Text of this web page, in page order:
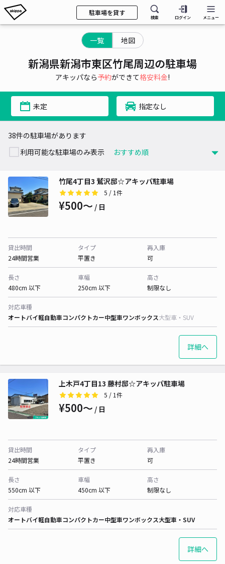
駐車場を貸す
検索 ログイン メニュー
一覧 地図
新潟県新潟市東区竹尾周辺の駐車場
アキッパなら予約ができて格安料金!
未定 指定なし
38件の駐車場があります
利用可能な駐車場のみ表示
竹尾4丁目3 鷲沢邸☆アキッパ駐車場
5 / 1件
¥500〜 / 日
貸出時間
24時間営業
タイプ
平置き
再入庫
可
長さ
480cm 以下
車幅
250cm 以下
高さ
制限なし
対応車種
オートバイ軽自動車コンパクトカー中型車ワンボックス大型車・SUV
詳細へ
上木戸4丁目13 藤村邸☆アキッパ駐車場
5 / 1件
¥500〜 / 日
貸出時間
24時間営業
タイプ
平置き
再入庫
可
長さ
550cm 以下
車幅
450cm 以下
高さ
制限なし
対応車種
オートバイ軽自動車コンパクトカー中型車ワンボックス大型車・SUV
詳細へ